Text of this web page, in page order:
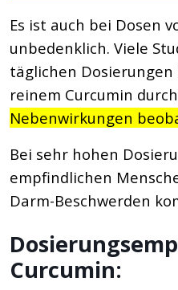
Es ist auch bei Dosen
unbedenklich. Viele
täglichen Dosierungen
reinem Curcumin
Nebenwirkungen
Bei sehr hohen
empfindlichen
Darm-Beschwerden
Curcumin: